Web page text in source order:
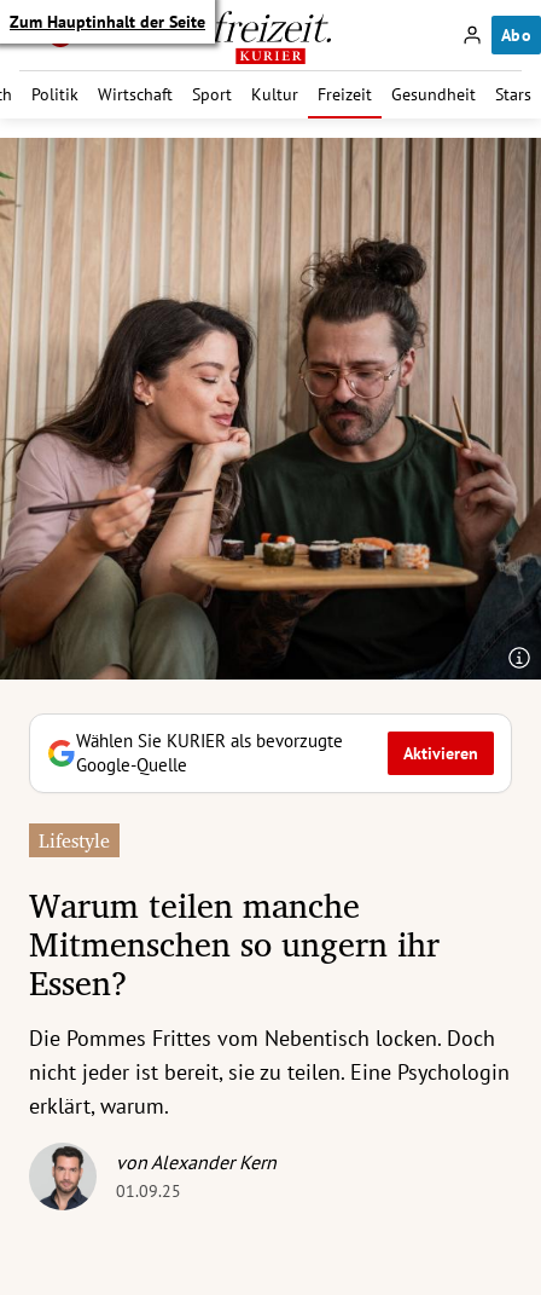
Zum Hauptinhalt der Seite
Abo
Politik Wirtschaft Sport Kultur Freizeit Gesundheit Stars
Untermenü
Untermenü
Untermenü
Untermenü
Untermenü
Untermenü
Untermenü
Untermenü
Untermenü
Untermenü
Wählen Sie KURIER als bevorzugte
Google-Quelle
Aktivieren
Lifestyle
Warum teilen manche
Mitmenschen so ungern ihr
Essen?
Die Pommes Frittes vom Nebentisch locken. Doch
nicht jeder ist bereit, sie zu teilen. Eine Psychologin
erklärt, warum.
von Alexander Kern
01.09.25